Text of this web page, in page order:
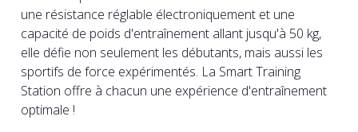
une résistance réglable électroniquement et une
capacité de poids d'entraînement allant jusqu'à 50 kg,
elle défie non seulement les débutants, mais aussi les
sportifs de force expérimentés. La Smart Training
Station offre à chacun une expérience d'entraînement
optimale !